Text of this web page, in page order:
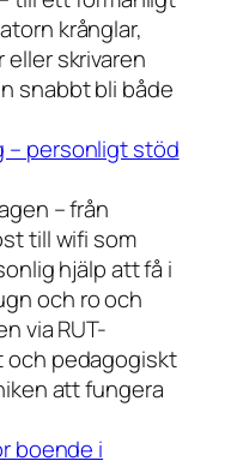
krånglar,
skrivaren
snabbt bli både
– personligt stöd
– från
till wifi som
hjälp att få i
och ro och
via RUT-
pedagogiskt
att fungera
boende i